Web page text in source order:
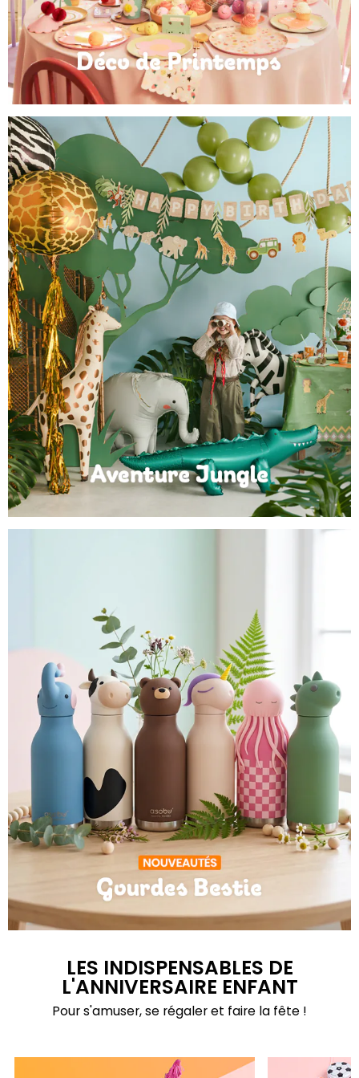
Déco de Printemps
Anniversaire Jungle et Savane
LES INDISPENSABLES DE
L'ANNIVERSAIRE ENFANT
Pour s'amuser, se régaler et faire la fête !